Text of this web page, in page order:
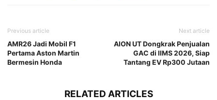
Previous article
AMR26 Jadi Mobil F1
Pertama Aston Martin
Bermesin Honda
Next article
AION UT Dongkrak Penjualan
GAC di IIMS 2026, Siap
Tantang EV Rp300 Jutaan
RELATED ARTICLES